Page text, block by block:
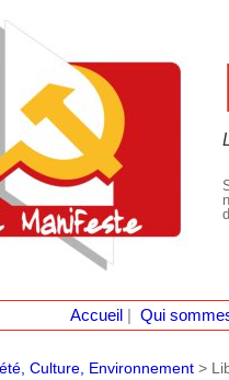
Accueil Qui
Culture, Environnement >